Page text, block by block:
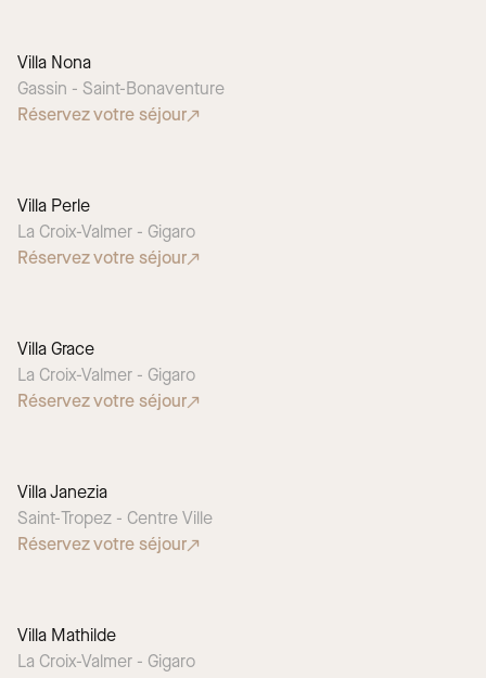
Villa Nona
Gassin - Saint-Bonaventure
Réservez votre séjour
Villa Perle
La Croix-Valmer - Gigaro
Réservez votre séjour
Villa Grace
La Croix-Valmer - Gigaro
Réservez votre séjour
Villa Janezia
Saint-Tropez - Centre Ville
Réservez votre séjour
Villa Mathilde
La Croix-Valmer - Gigaro